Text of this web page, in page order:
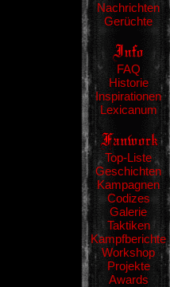
Nachrichten
Gerüchte
FAQ
Historie
Inspirationen
Lexicanum
Top-Liste
Geschichten
Kampagnen
Codizes
Galerie
Taktiken
Kampfberichte
Workshop
Projekte
Awards